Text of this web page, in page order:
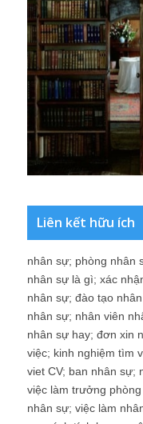
Liên kết hữu ích
nhân sự; phòng nhân
nhân sự là gì; xác
nhân sự; đào tạo
nhân sự; nhân viên
nhân sự hay; đơn xin
việc; kinh nghiệm tìm
viet CV; ban nhân sự;
việc làm trưởng
nhân sự; việc làm